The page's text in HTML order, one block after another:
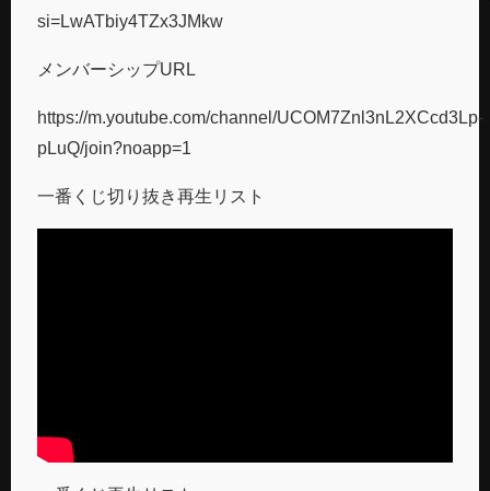
si=LwATbiy4TZx3JMkw
メンバーシップURL
https://m.youtube.com/channel/UCOM7Znl3nL2XCcd3Lp-
pLuQ/join?noapp=1
一番くじ切り抜き再生リスト